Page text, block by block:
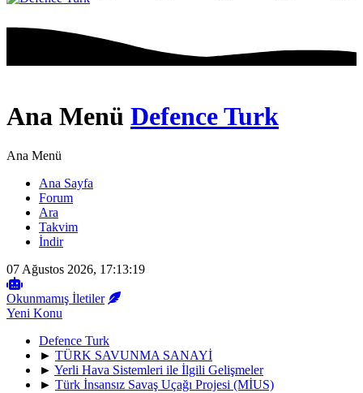
Ana Menü Defence Turk
Ana Menü
Ana Sayfa
Forum
Ara
Takvim
İndir
07 Ağustos 2026, 17:13:19
Okunmamış İletiler
Yeni Konu
Defence Turk
► TÜRK SAVUNMA SANAYİ
► Yerli Hava Sistemleri ile İlgili Gelişmeler
► Türk İnsansız Savaş Uçağı Projesi (MİUS)